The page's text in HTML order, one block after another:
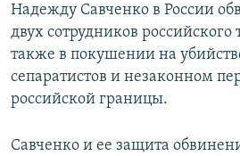
Надежду Савченко в России
двух сотрудников российского
также в покушении на
сепаратистов и незаконном
российской границы.
Савченко и ее защита